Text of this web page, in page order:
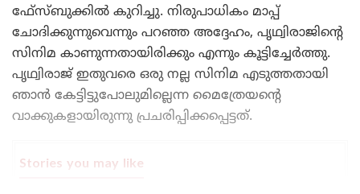
ഫേ്സ്ബുക്കിൽ കുറിച്ചു. നിരുപാധികം മാപ്പ്
ചോദിക്കുന്നുവെന്നും പറഞ്ഞ അദ്ദേഹം, പൃഥ്വിരാജിന്റെ
സിനിമ കാണുന്നതായിരിക്കും എന്നും കൂട്ടിച്ചേർത്തു.
പൃഥ്വിരാജ് ഇതുവരെ ഒരു നല്ല സിനിമ എടുത്തതായി
ഞാൻ കേട്ടിട്ടുപോലുമില്ലെന്ന മൈത്രേയന്റെ
വാക്കുകളായിരുന്നു പ്രചരിപ്പിക്കപ്പെട്ടത്.
Stories you may like